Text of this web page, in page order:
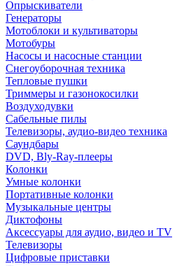
Опрыскиватели
Генераторы
Мотоблоки и культиваторы
Мотобуры
Насосы и насосные станции
Снегоуборочная техника
Тепловые пушки
Триммеры и газонокосилки
Воздуходувки
Сабельные пилы
Телевизоры, аудио-видео техника
Саундбары
DVD, Bly-Ray-плееры
Колонки
Умные колонки
Портативные колонки
Музыкальные центры
Диктофоны
Аксессуары для аудио, видео и TV
Телевизоры
Цифровые приставки